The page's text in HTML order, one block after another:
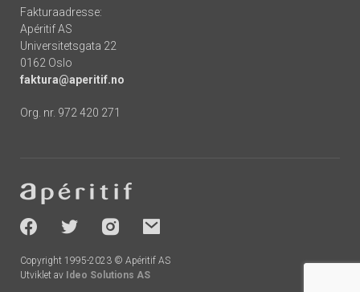
Fakturaadresse:
Apéritif AS
Universitetsgata 22
0162 Oslo
faktura@aperitif.no
Org. nr. 972 420 271
-
socials
Copyright 1995-2023 © Apéritif AS
Utviklet av Ideo Solutions AS